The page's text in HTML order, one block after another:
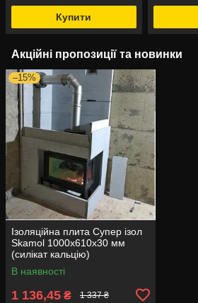
Купити
Акційні пропозиції та новинки
–15%
Ізоляційна плита Супер ізол
Skamol 1000х610х30 мм
(силікат кальцію)
В наявності
1 136,45 ₴ 1 337 ₴